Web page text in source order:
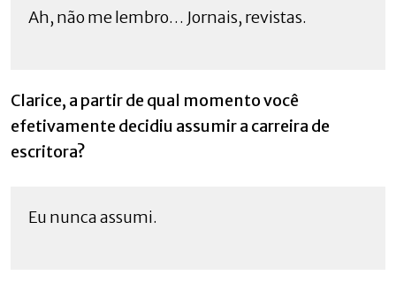
Ah, não me lembro… Jornais, revistas.
Clarice, a partir de qual momento você
efetivamente decidiu assumir a carreira de
escritora?
Eu nunca assumi.